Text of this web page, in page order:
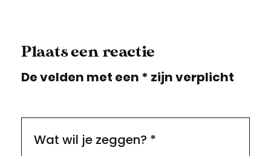
Plaats een reactie
De velden met een * zijn verplicht
Wat wil je zeggen? *